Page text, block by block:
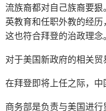
流族裔都对自己族裔要
英教育和任职外教的经历
这也符合拜登的治政理念。
对于美国新政府的相关贸
在拜登即将上任之际，中
商务部是负责与美国进